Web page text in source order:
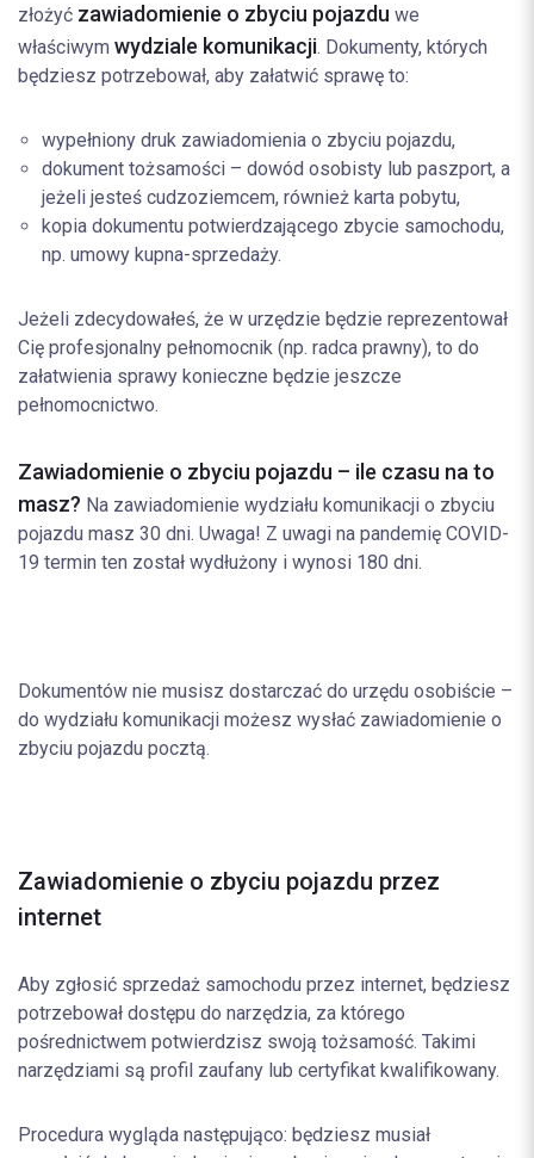
złożyć zawiadomienie o zbyciu pojazdu we
właściwym wydziale komunikacji. Dokumenty, których
będziesz potrzebował, aby załatwić sprawę to:
wypełniony druk zawiadomienia o zbyciu pojazdu,
dokument tożsamości – dowód osobisty lub paszport, a
jeżeli jesteś cudzoziemcem, również karta pobytu,
kopia dokumentu potwierdzającego zbycie samochodu,
np. umowy kupna-sprzedaży.
Jeżeli zdecydowałeś, że w urzędzie będzie reprezentował
Cię profesjonalny pełnomocnik (np. radca prawny), to do
załatwienia sprawy konieczne będzie jeszcze
pełnomocnictwo.
Zawiadomienie o zbyciu pojazdu – ile czasu na to
masz? Na zawiadomienie wydziału komunikacji o zbyciu
pojazdu masz 30 dni. Uwaga! Z uwagi na pandemię COVID-
19 termin ten został wydłużony i wynosi 180 dni.
Dokumentów nie musisz dostarczać do urzędu osobiście –
do wydziału komunikacji możesz wysłać zawiadomienie o
zbyciu pojazdu pocztą.
Zawiadomienie o zbyciu pojazdu przez
internet
Aby zgłosić sprzedaż samochodu przez internet, będziesz
potrzebował dostępu do narzędzia, za którego
pośrednictwem potwierdzisz swoją tożsamość. Takimi
narzędziami są profil zaufany lub certyfikat kwalifikowany.
Procedura wygląda następująco: będziesz musiał